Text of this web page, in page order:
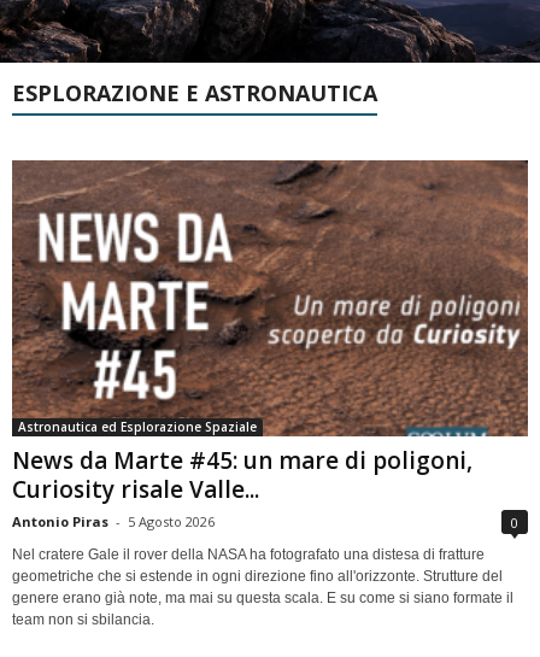
ESPLORAZIONE E ASTRONAUTICA
Astronautica ed Esplorazione Spaziale
News da Marte #45: un mare di poligoni,
Curiosity risale Valle...
Antonio Piras - 5 Agosto 2026 0
Nel cratere Gale il rover della NASA ha fotografato una distesa di fratture
geometriche che si estende in ogni direzione fino all'orizzonte. Strutture del
genere erano già note, ma mai su questa scala. E su come si siano formate il
team non si sbilancia.